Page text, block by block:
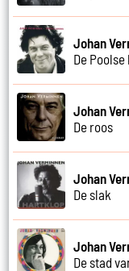
Johan
De
Johan
De roos
Johan
De slak
Johan
De stad